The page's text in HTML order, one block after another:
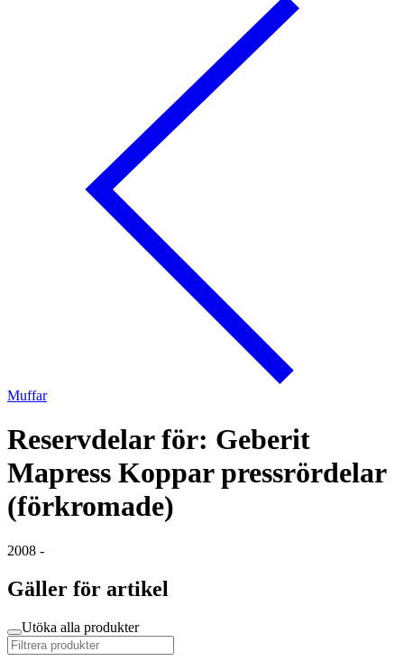
Muffar
Reservdelar för: Geberit
Mapress Koppar pressrördelar
(förkromade)
2008 -
Gäller för artikel
Utöka alla produkter